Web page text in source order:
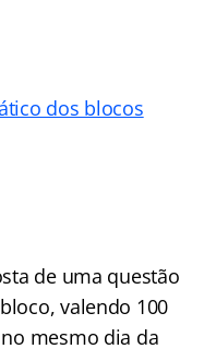
dos blocos
de uma questão
valendo 100
mesmo dia da